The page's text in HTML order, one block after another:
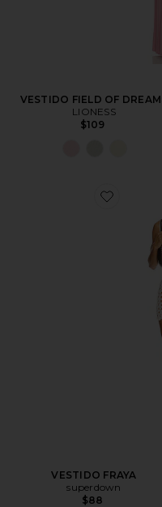
VESTIDO FIELD OF
LIONESS
$109
VESTIDO FRAYA
superdown
$88